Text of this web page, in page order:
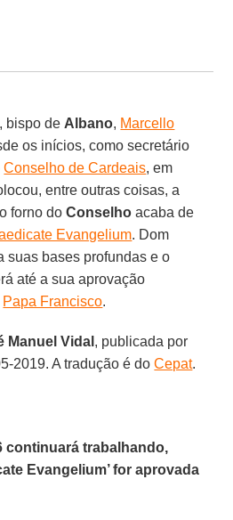
bispo de Albano, Marcello
os inícios, como secretário
Conselho de Cardeais, em
entre outras coisas, a
forno doConselho acaba de
Evangelium. Dom
suas bases profundas e o
até a sua aprovação
Papa Francisco.
Manuel Vidal , publicada por
2019. A tradução é doCepat.
continuará trabalhando,
Evangelium’ for aprovada